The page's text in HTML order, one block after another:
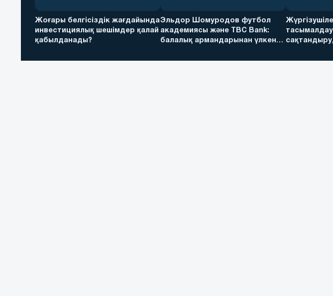
Жоғары белгісіздік жағдайында
инвестициялық шешімдер қалай
қабылданады?
Эльдор Шомуродов футбол
академиясы және TBC Bank:
балалық армандарынан үлкен